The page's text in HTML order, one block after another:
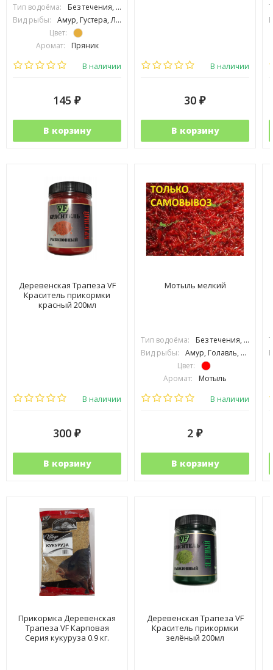
Тип водоёма:
Без течения, С течением
Вид рыбы:
Амур, Густера, Лещ, Плотва, Подлещик, Подуст, Рыбец, Усач, Язь, Сазан
Цвет:
Аромат:
Пряник
Фракция:
В наличии
145 ₽
В корзину
В наличии
30 ₽
В корзину
Деревенская Трапеза VF
Краситель прикормки
красный 200мл
В наличии
300 ₽
В корзину
Мотыль мелкий
Тип водоёма:
Без течения, С течением
Вид рыбы:
Амур, Голавль, Густера, Карась, Карп, Лещ, Линь, Окунь, Плотва, Подлещик
Цвет:
Аромат:
Мотыль
Фракция:
В наличии
2 ₽
В корзину
Прикормка Деревенская
Трапеза VF Карповая
Серия кукуруза 0.9 кг.
Деревенская Трапеза VF
Краситель прикормки
зелёный 200мл